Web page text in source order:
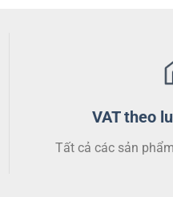
VAT theo
Tất cả các sản